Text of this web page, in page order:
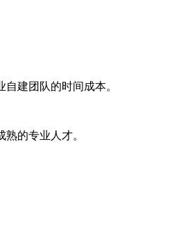
建团队的时间成本。
的专业人才。